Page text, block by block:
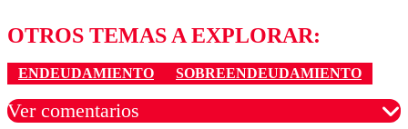
OTROS TEMAS A EXPLORAR:
ENDEUDAMIENTO SOBREENDEUDAMIENTO
Ver comentarios